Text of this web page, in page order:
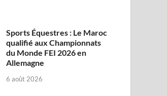
Sports Équestres : Le Maroc
qualifié aux Championnats
du Monde FEI 2026 en
Allemagne
6 août 2026